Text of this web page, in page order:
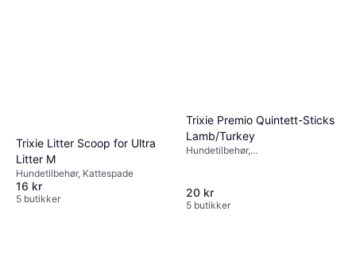
Trixie Litter Scoop for Ultra
Litter M
Hundetilbehør, Kattespade
16 kr
5 butikker
Trixie Premio Quintett-Sticks
Lamb/Turkey
Hundetilbehør,
20 kr
5 butikker